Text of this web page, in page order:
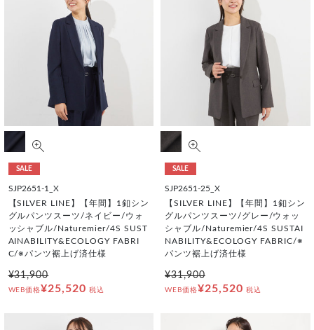
SALE
SJP2651-1_X
【SILVER LINE】【年間】1釦シン
グルパンツスーツ/ネイビー/ウォ
ッシャブル/Naturemier/4S SUST
AINABILITY&ECOLOGY FABRI
C/※パンツ裾上げ済仕様
¥31,900
WEB価格¥25,520 税込
SALE
SJP2651-25_X
【SILVER LINE】【年間】1釦シン
グルパンツスーツ/グレー/ウォッ
シャブル/Naturemier/4S SUSTAI
NABILITY&ECOLOGY FABRIC/※
パンツ裾上げ済仕様
¥31,900
WEB価格¥25,520 税込